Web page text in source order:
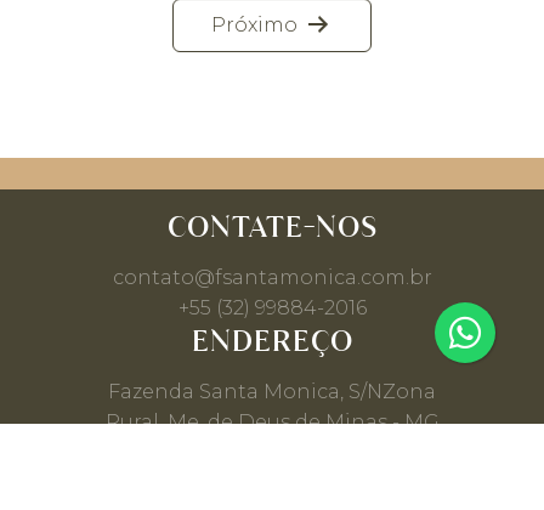
Navegação
de
Próximo
CONTATE-NOS
contato@fsantamonica.com.br
+55 (32) 99884-2016
ENDEREÇO
Fazenda Santa Monica, S/NZona
Rural, Me. de Deus de Minas - MG